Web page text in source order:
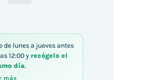
de lunes a jueves antes
12:00 y recógelo el
día.
más